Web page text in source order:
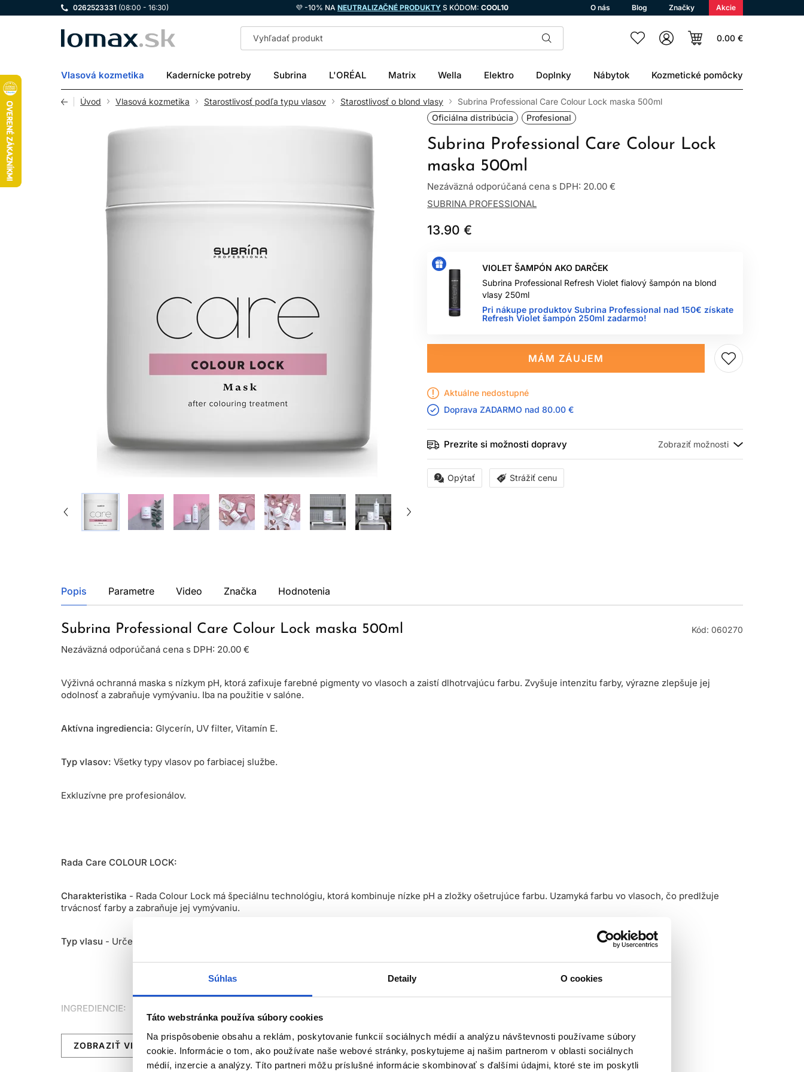
Súhlas Detaily O cookies
Táto webstránka používa súbory cookies
Na prispôsobenie obsahu a reklám, poskytovanie funkcií sociálnych médií a analýzu návštevnosti používame súbory
cookie. Informácie o tom, ako používate naše webové stránky, poskytujeme aj našim partnerom v oblasti sociálnych
médií, inzercie a analýzy. Títo partneri môžu príslušné informácie skombinovať s ďalšími údajmi, ktoré ste im poskytli
0262523331 (08:00 - 16:30) 💜 -10% NA NEUTRALIZAČNÉ PRODUKTY S KÓDOM: COOL10 O nás Blog Značky Akcie
LOMAX 0.00 €
Vlasová kozmetika Kadernícke potreby Subrina L'ORÉAL Matrix Wella Elektro Doplnky Nábytok Kozmetické pomôcky
Úvod Vlasová kozmetika Starostlivosť podľa typu vlasov Starostlivosť o blond vlasy
Subrina Professional Care Colour Lock maska 500ml
Oficiálna distribúcia
Profesional
Subrina Professional Care Colour Lock
maska 500ml
Nezáväzná odporúčaná cena s DPH: 20.00 €
SUBRINA PROFESSIONAL
13.90 €
VIOLET ŠAMPÓN AKO DARČEK
Subrina Professional Refresh Violet fialový šampón na blond
vlasy 250ml
Pri nákupe produktov Subrina Professional nad 150€ získate
Refresh Violet šampón 250ml zadarmo!
MÁM ZÁUJEM
Aktuálne nedostupné
Doprava ZADARMO nad 80.00 €
Prezrite si možnosti dopravy
Opýtať Strážiť cenu
Popis Parametre Video Značka Hodnotenia
Subrina Professional Care Colour Lock maska 500ml
Nezáväzná odporúčaná cena s DPH: 20.00 €
Kód: 060270
Výživná ochranná maska s nízkym pH, ktorá zafixuje farebné pigmenty vo vlasoch a zaistí dlhotrvajúcu farbu. Zvyšuje intenzitu farby, výrazne zlepšuje jej
odolnosť a zabraňuje vymývaniu. Iba na použitie v salóne.
Aktívna ingrediencia: Glycerín, UV filter, Vitamín E.
Typ vlasov: Všetky typy vlasov po farbiacej službe.
Exkluzívne pre profesionálov.
Rada Care COLOUR LOCK:
Charakteristika - Rada Colour Lock má špeciálnu technológiu, ktorá kombinuje nízke pH a zložky ošetrujúce farbu. Uzamyká farbu vo vlasoch, čo predlžuje
trvácnosť farby a zabraňuje jej vymývaniu.
Typ vlasu - Určené pre všetky typy vlasov, ihneď po akejkoľvek farbiacej službe.
INGREDIENCIE:
Nízka hodnota pH - Výrobky s nízkym pH fixujú farebné pigmenty vo vlasoch a zaisťujú dlhotrvajúcu farbu.
ZOBRAZIŤ VIAC